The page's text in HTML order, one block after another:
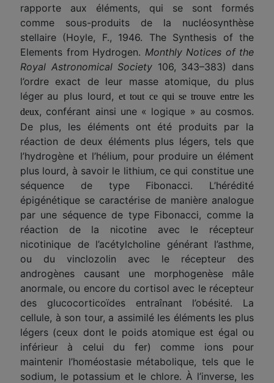
rapporte aux éléments, qui se sont formés
comme sous-produits de la nucléosynthèse
stellaire (Hoyle, F., 1946. The Synthesis of the
Elements from Hydrogen. Monthly Notices of the
Royal Astronomical Society 106, 343–383) dans
l’ordre exact de leur masse atomique, du plus
léger au plus lourd,et tout ce qui se trouve entre les
deux, conférant ainsi une « logique » au cosmos.
De plus, les éléments ont été produits par la
réaction de deux éléments plus légers, tels que
l’hydrogène et l’hélium, pour produire un élément
plus lourd, à savoir le lithium, ce qui constitue une
séquence de type Fibonacci. L’hérédité
épigénétique se caractérise de manière analogue
par une séquence de type Fibonacci, comme la
réaction de la nicotine avec le récepteur
nicotinique de l’acétylcholine générant l’asthme,
ou du vinclozolin avec le récepteur des
androgènes causant une morphogenèse mâle
anormale, ou encore du cortisol avec le récepteur
des glucocorticoïdes entraînant l’obésité. La
cellule, à son tour, a assimilé les éléments les plus
légers (ceux dont le poids atomique est égal ou
inférieur à celui du fer) comme ions pour
maintenir l’homéostasie métabolique, tels que le
sodium, le potassium et le chlore. À l’inverse, les